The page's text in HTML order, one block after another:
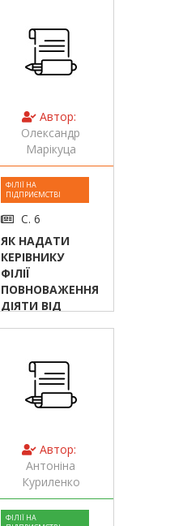
Автор:
Олександр
Марікуца
ФІЛІЇ НА
ПІДПРИЄМСТВІ
С. 6
ЯК НАДАТИ
КЕРІВНИКУ
ФІЛІЇ
ПОВНОВАЖЕННЯ
ДІЯТИ ВІД
Автор:
Антоніна
Куриленко
ФІЛІЇ НА